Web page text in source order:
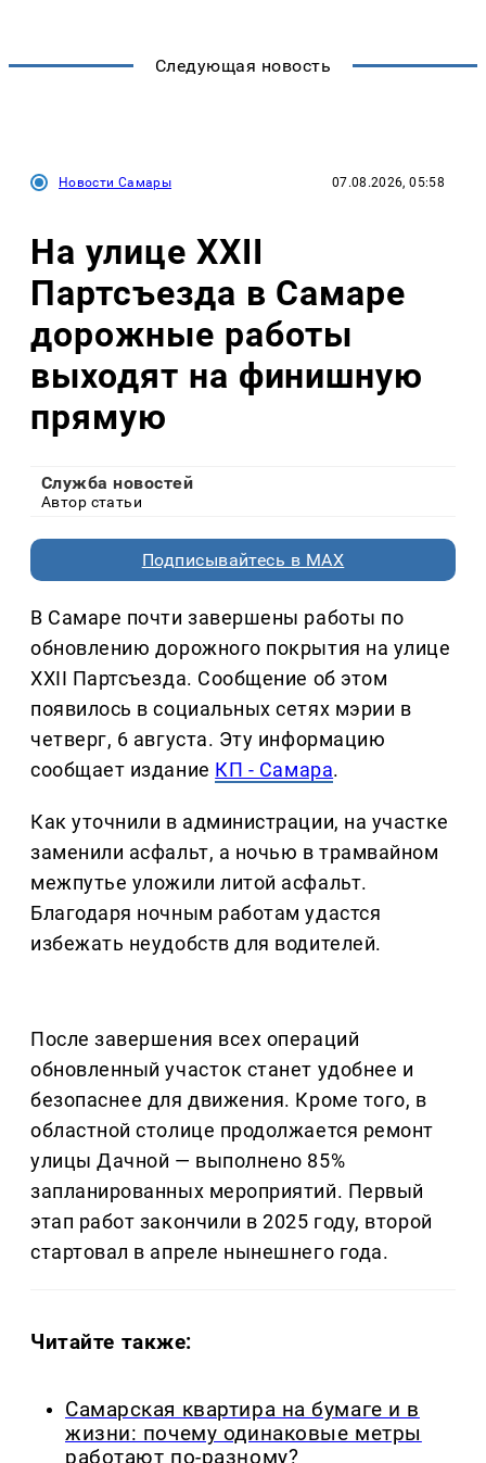
Следующая новость
Новости Самары 07.08.2026, 05:58
На улице XXII
Партсъезда в Самаре
дорожные работы
выходят на финишную
прямую
Служба новостей
Автор статьи
Подписывайтесь в MAX
В Самаре почти завершены работы по
обновлению дорожного покрытия на улице
XXII Партсъезда. Сообщение об этом
появилось в социальных сетях мэрии в
четверг, 6 августа. Эту информацию
сообщает издание КП - Самара.
Как уточнили в администрации, на участке
заменили асфальт, а ночью в трамвайном
межпутье уложили литой асфальт.
Благодаря ночным работам удастся
избежать неудобств для водителей.
После завершения всех операций
обновленный участок станет удобнее и
безопаснее для движения. Кроме того, в
областной столице продолжается ремонт
улицы Дачной — выполнено 85%
запланированных мероприятий. Первый
этап работ закончили в 2025 году, второй
стартовал в апреле нынешнего года.
Читайте также:
Самарская квартира на бумаге и в
жизни: почему одинаковые метры
работают по-разному?